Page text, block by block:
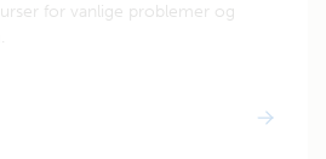
for vanlige problemer og